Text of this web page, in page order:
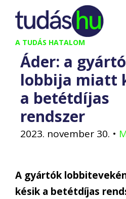
Kilépés
tartalomba
A TUDÁS HATALOM
Áder: a
lobbija miatt
a betétdíjas
rendszer
2023. november 30. •
A gyártók
késik a betétdíjas